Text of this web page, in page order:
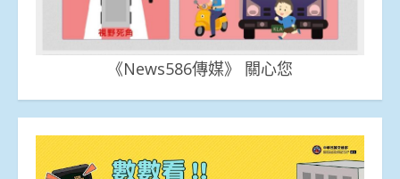
《News586傳媒》 關心您